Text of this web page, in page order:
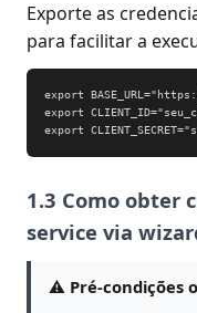
Exporte as
para facilitar a
export
export
export
1.3 Como obter
service via
⚠️ Pré-condições